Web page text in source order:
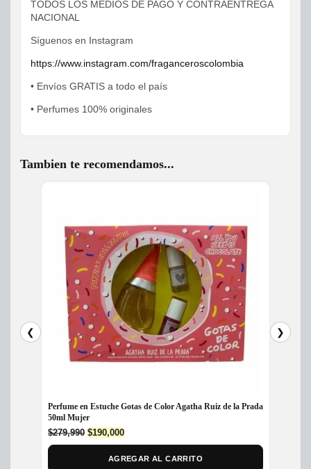
TODOS LOS MEDIOS DE PAGO Y CONTRAENTREGA
NACIONAL
Síguenos en Instagram
https://www.instagram.com/fraganceroscolombia
• Envíos GRATIS a todo el país
• Perfumes 100% originales
Tambien te recomendamos...
❮
Perfume en Estuche Gotas de Color Agatha Ruiz de la Prada
50ml Mujer
$279,990 Original
price
$190,000Current
price
is:
AGREGAR AL CARRITO
❯